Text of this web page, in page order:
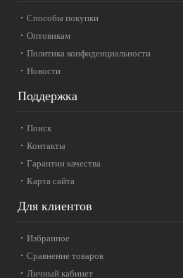
Способы покупки
Оптовикам
Политика конфиденциальности
Новости
Поддержка
Поиск
Контакты
Гарантии качества
Карта сайта
Для клиентов
Избранное
Сравнение товаров
Личный кабинет